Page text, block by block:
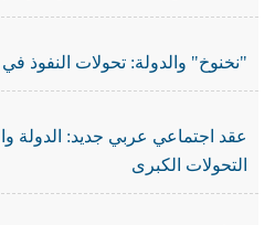
"نخنوخ" والدولة: تحولات النفوذ
عقد اجتماعي عربي جديد: الدولة
التحولات الكبرى